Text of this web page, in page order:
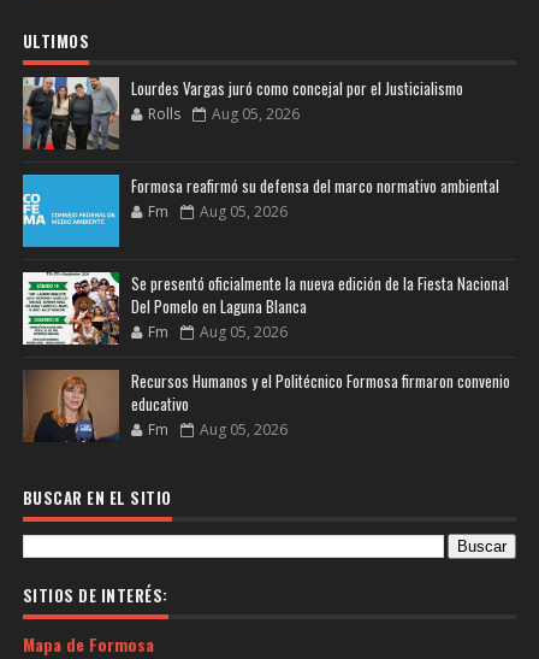
ULTIMOS
Lourdes Vargas juró como concejal por el Justicialismo
Rolls Aug 05, 2026
Formosa reafirmó su defensa del marco normativo ambiental
Fm Aug 05, 2026
Se presentó oficialmente la nueva edición de la Fiesta Nacional
Del Pomelo en Laguna Blanca
Fm Aug 05, 2026
Recursos Humanos y el Politécnico Formosa firmaron convenio
educativo
Fm Aug 05, 2026
BUSCAR EN EL SITIO
SITIOS DE INTERÉS:
Mapa de Formosa